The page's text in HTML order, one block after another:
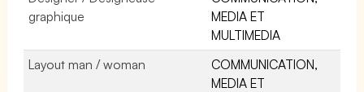
graphique
MEDIA ET
MULTIMEDIA
Layout man / woman
COMMUNICATION,
MEDIA ET